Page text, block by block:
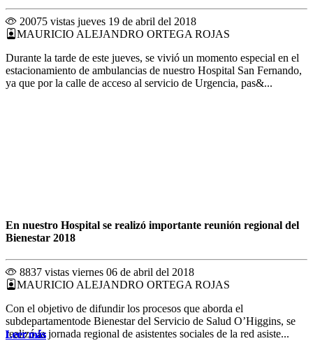
Leer más
Leer más
Leer más
20075 vistas jueves 19 de abril del 2018
MAURICIO ALEJANDRO ORTEGA ROJAS
Durante la tarde de este jueves, se vivió un momento especial en el
estacionamiento de ambulancias de nuestro Hospital San Fernando,
ya que por la calle de acceso al servicio de Urgencia, pas&...
Leer más
En nuestro Hospital se realizó importante reunión regional del
Bienestar 2018
8837 vistas viernes 06 de abril del 2018
MAURICIO ALEJANDRO ORTEGA ROJAS
Con el objetivo de difundir los procesos que aborda el
subdepartamentode Bienestar del Servicio de Salud O’Higgins, se
realizó la jornada regional de asistentes sociales de la red asiste...
Leer más
Leer más
Leer más
Leer más
Leer más
Leer más
Leer más
Leer más